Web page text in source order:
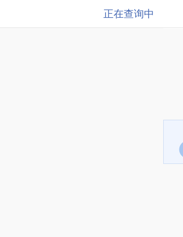
正在查询中